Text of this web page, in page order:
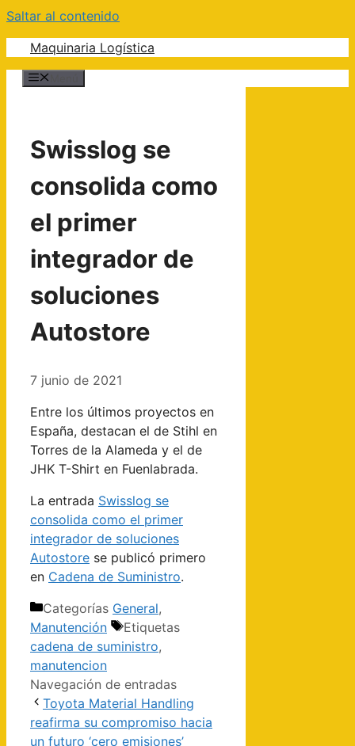
Saltar al contenido
Maquinaria Logística
Swisslog se
consolida como
el primer
integrador de
soluciones
Autostore
7 junio de 2021
Entre los últimos proyectos en
España, destacan el de Stihl en
Torres de la Alameda y el de
JHK T-Shirt en Fuenlabrada.
La entrada Swisslog se
consolida como el primer
integrador de soluciones
Autostore se publicó primero
en Cadena de Suministro.
Categorías General,
Manutención
Etiquetas
cadena de suministro,
manutencion
Navegación de entradas
Toyota Material Handling
reafirma su compromiso hacia
un futuro ‘cero emisiones’